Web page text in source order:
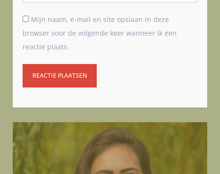
Mijn naam, e-mail en site opslaan in deze
browser voor de volgende keer wanneer ik een
reactie plaats.